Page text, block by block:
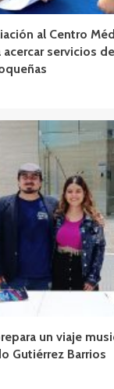
al Centro
acercar servicios
un viaje
Gutiérrez Barrios